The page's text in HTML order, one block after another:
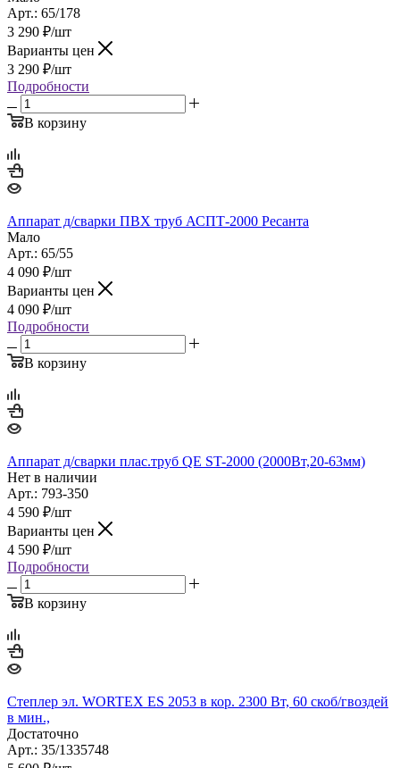
Арт.: 65/178
3 290 ₽/шт
Варианты цен
3 290 ₽/шт
Подробности
В корзину
Аппарат д/сварки ПВХ труб АСПТ-2000 Ресанта
Мало
Арт.: 65/55
4 090 ₽/шт
Варианты цен
4 090 ₽/шт
Подробности
В корзину
Аппарат д/сварки плас.труб QE ST-2000 (2000Вт,20-63мм)
Нет в наличии
Арт.: 793-350
4 590 ₽/шт
Варианты цен
4 590 ₽/шт
Подробности
В корзину
Степлер эл. WORTEX ES 2053 в кор. 2300 Вт, 60 скоб/гвоздей
в мин.,
Достаточно
Арт.: 35/1335748